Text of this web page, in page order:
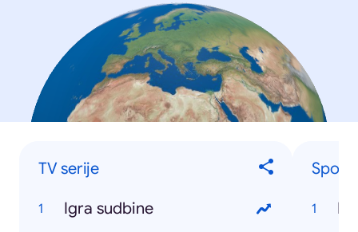
TV serije
Igra sudbine